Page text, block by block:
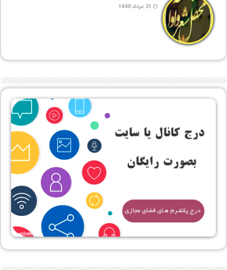
21 مرداد 1400